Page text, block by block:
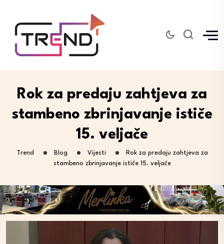
Rok za predaju zahtjeva za
stambeno zbrinjavanje ističe
15. veljače
Trend Blog Vijesti
Rok za predaju zahtjeva za
stambeno zbrinjavanje ističe 15. veljače